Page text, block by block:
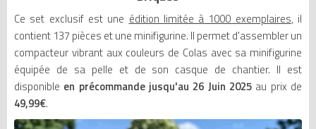
Ce set exclusif est une édition limitée à 1000 exemplaires, il
contient 137 pièces et une minifigurine. Il permet d'assembler un
compacteur vibrant aux couleurs de Colas avec sa minifigurine
équipée de sa pelle et de son casque de chantier. Il est
disponible en précommande jusqu'au 26 Juin 2025 au prix de
49,99€.